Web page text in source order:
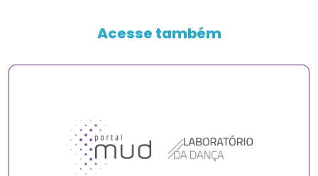
Acesse também